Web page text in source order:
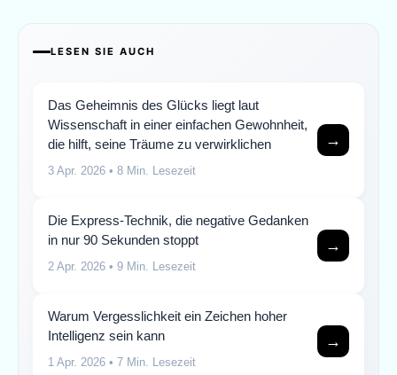
LESEN SIE AUCH
Das Geheimnis des Glücks liegt laut
Wissenschaft in einer einfachen Gewohnheit,
die hilft, seine Träume zu verwirklichen
3 Apr. 2026 • 8 Min. Lesezeit
→
Die Express-Technik, die negative Gedanken
in nur 90 Sekunden stoppt
2 Apr. 2026 • 9 Min. Lesezeit
→
Warum Vergesslichkeit ein Zeichen hoher
Intelligenz sein kann
1 Apr. 2026 • 7 Min. Lesezeit
→